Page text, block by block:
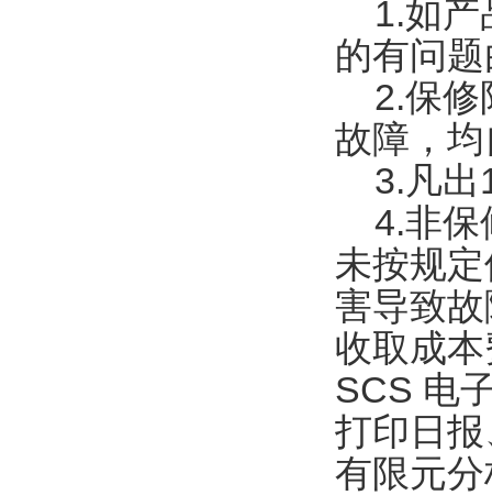
1.如产
的有问
2.保修
故障，
3.凡出
4.非保
未按规
害导致
收取成
SCS 电
打印日
有限元